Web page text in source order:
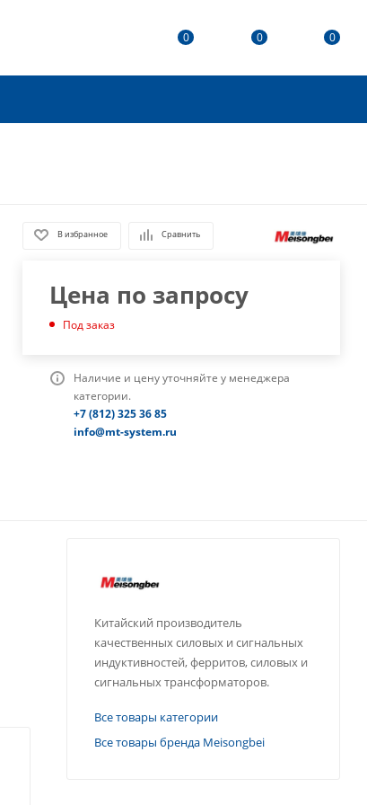
0 0 0
В избранное Сравнить
Цена по запросу
Под заказ
Наличие и цену уточняйте у менеджера
категории.
+7 (812) 325 36 85
info@mt-system.ru
Китайский производитель
качественных силовых и сигнальных
индуктивностей, ферритов, силовых и
сигнальных трансформаторов.
Все товары категории
Все товары бренда Meisongbei